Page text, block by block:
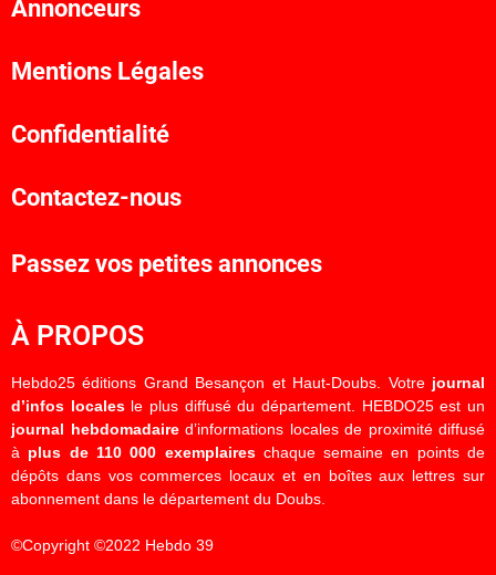
Annonceurs
Mentions Légales
Confidentialité
Contactez-nous
Passez vos petites annonces
À PROPOS
Hebdo25 éditions Grand Besançon et Haut-Doubs. Votre journal
d’infos localesle plus diffusé du département. HEBDO25 est un
journal hebdomadaired’informations locales de proximité diffusé
à plus de 110 000 exemplaireschaque semaine en points de
dépôts dans vos commerces locaux et en boîtes aux lettres sur
abonnement dans le département du Doubs.
©Copyright ©2022 Hebdo 39